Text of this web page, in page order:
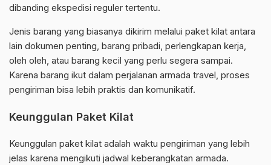
dibanding ekspedisi reguler tertentu.
Jenis barang yang biasanya dikirim melalui paket kilat antara
lain dokumen penting, barang pribadi, perlengkapan kerja,
oleh oleh, atau barang kecil yang perlu segera sampai.
Karena barang ikut dalam perjalanan armada travel, proses
pengiriman bisa lebih praktis dan komunikatif.
Keunggulan Paket Kilat
Keunggulan paket kilat adalah waktu pengiriman yang lebih
jelas karena mengikuti jadwal keberangkatan armada.